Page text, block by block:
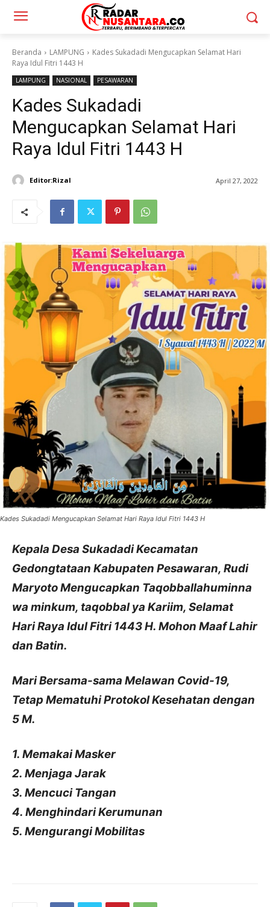
Beranda LAMPUNG
Kades Sukadadi Mengucapkan Selamat Hari
Raya Idul Fitri 1443 H
LAMPUNG NASIONAL PESAWARAN
Kades Sukadadi
Mengucapkan Selamat Hari
Raya Idul Fitri 1443 H
Editor:Rizal April 27, 2022
Kades Sukadadi Mengucapkan Selamat Hari Raya Idul Fitri 1443 H
Kepala Desa Sukadadi Kecamatan
Gedongtataan Kabupaten Pesawaran, Rudi
Maryoto Mengucapkan Taqobballahuminna
wa minkum, taqobbal ya Kariim, Selamat
Hari Raya Idul Fitri 1443 H. Mohon Maaf Lahir
dan Batin.
Mari Bersama-sama Melawan Covid-19,
Tetap Mematuhi Protokol Kesehatan dengan
5 M.
1. Memakai Masker
2. Menjaga Jarak
3. Mencuci Tangan
4. Menghindari Kerumunan
5. Mengurangi Mobilitas